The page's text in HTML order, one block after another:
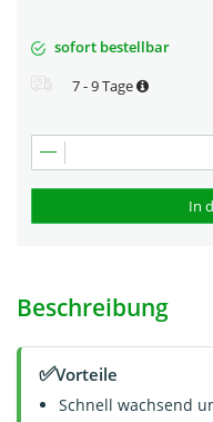
sofort bestellbar
7 - 9 Tage
In
Beschreibung
✅Vorteile
Schnell wachsend